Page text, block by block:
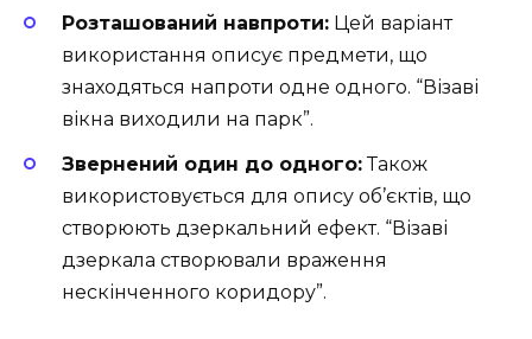
Розташований навпроти: Цей варіант
використання описує предмети, що
знаходяться напроти одне одного. “Візаві
вікна виходили на парк”.
Звернений один до одного:Також
використовується для опису об’єктів, що
створюють дзеркальний ефект. “Візаві
дзеркала створювали враження
нескінченного коридору”.